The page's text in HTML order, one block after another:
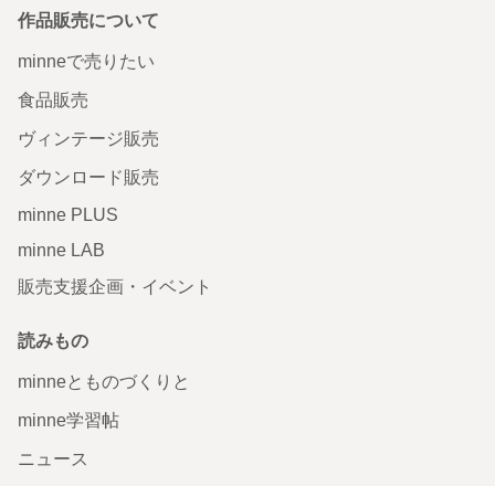
作品販売について
minneで売りたい
食品販売
ヴィンテージ販売
ダウンロード販売
minne PLUS
minne LAB
販売支援企画・イベント
読みもの
minneとものづくりと
minne学習帖
ニュース